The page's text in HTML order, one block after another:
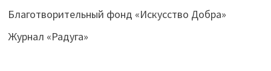
Благотворительный фонд «Искусство Добра»
Журнал «Радуга»